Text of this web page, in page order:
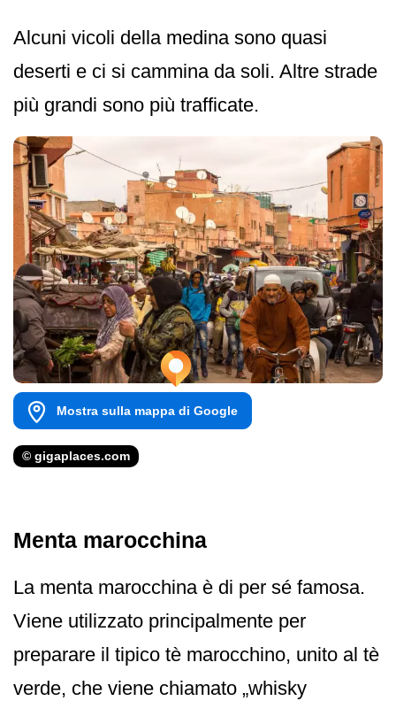
Alcuni vicoli della medina sono quasi
deserti e ci si cammina da soli. Altre strade
più grandi sono più trafficate.
Mostra sulla mappa di Google
© gigaplaces.com
Menta marocchina
La menta marocchina è di per sé famosa.
Viene utilizzato principalmente per
preparare il tipico tè marocchino, unito al tè
verde, che viene chiamato „whisky